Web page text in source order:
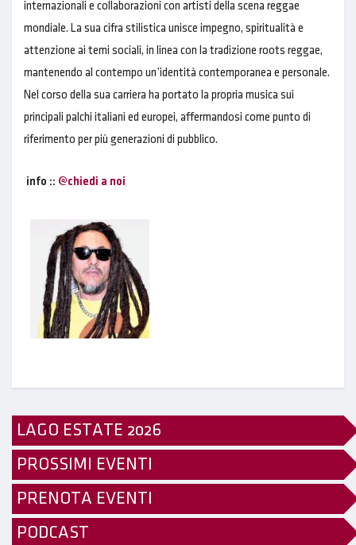
internazionali e collaborazioni con artisti della scena reggae
mondiale. La sua cifra stilistica unisce impegno, spiritualità e
attenzione ai temi sociali, in linea con la tradizione roots reggae,
mantenendo al contempo un’identità contemporanea e personale.
Nel corso della sua carriera ha portato la propria musica sui
principali palchi italiani ed europei, affermandosi come punto di
riferimento per più generazioni di pubblico.
info :: @chiedi a noi
LAGO ESTATE 2026
PROSSIMI EVENTI
PRENOTA EVENTI
PODCAST